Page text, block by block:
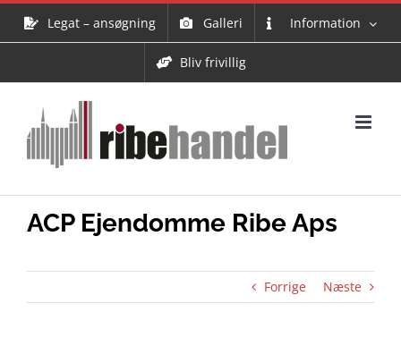
Legat – ansøgning Galleri Information
Bliv frivillig
ACP Ejendomme Ribe Aps
Forrige Næste